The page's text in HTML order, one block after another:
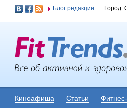
Блог редакции Город:
Киноафиша Статьи